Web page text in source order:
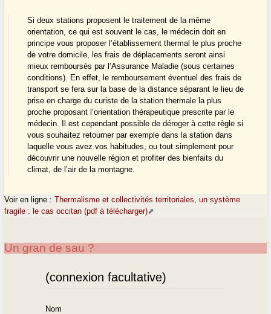
Si deux stations proposent le traitement de la même
orientation, ce qui est souvent le cas, le médecin doit en
principe vous proposer l’établissement thermal le plus proche
de votre domicile, les frais de déplacements seront ainsi
mieux remboursés par l’Assurance Maladie (sous certaines
conditions). En effet, le remboursement éventuel des frais de
transport se fera sur la base de la distance séparant le lieu de
prise en charge du curiste de la station thermale la plus
proche proposant l’orientation thérapeutique prescrite par le
médecin. Il est cependant possible de déroger à cette règle si
vous souhaitez retourner par exemple dans la station dans
laquelle vous avez vos habitudes, ou tout simplement pour
découvrir une nouvelle région et profiter des bienfaits du
climat, de l’air de la montagne.
Voir en ligne :Thermalisme et collectivités territoriales, un système
fragile : le cas occitan (pdf à télécharger)
Un gran de sau ?
(connexion facultative)
Nom